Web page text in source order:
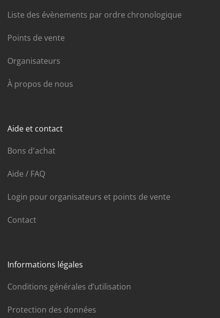
Liste des évènements par ordre chronologique
Points de vente
Organisateurs
À propos de nous
Aide et contact
Bons d'achat
Aide / FAQ
Login pour organisateurs et points de vente
Contact
Informations légales
Conditions générales d’utilisation
Protection des données